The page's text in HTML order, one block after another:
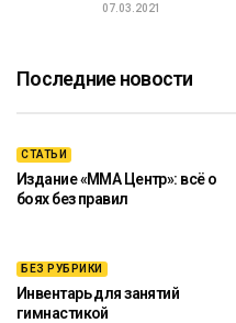
07.03.2021
Последние новости
СТАТЬИ
Издание «ММА Центр»: всё о
боях без правил
БЕЗ РУБРИКИ
Инвентарь для занятий
гимнастикой